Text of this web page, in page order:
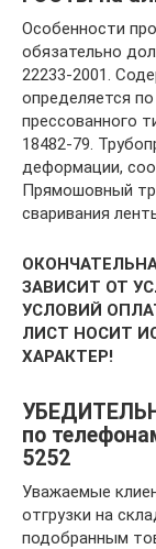
Особенности
обязательно
22233-2001.
определяется
прессованного
18482-79.
деформации,
Прямошовный
сваривания
ЗАВИСИТ ОТ
УСЛОВИЙ
ЛИСТ НОСИТ
ХАРАКТЕР!
по
5252
Уважаемые
отгрузки на
подобранным